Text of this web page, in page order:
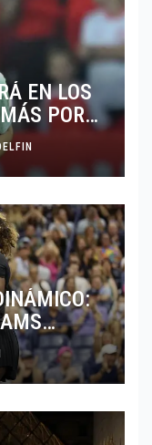
EN LOS
POR
EN